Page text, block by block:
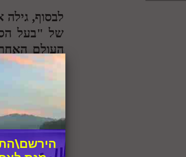
לבסוף,
של "בעל
העולם
הקבלה
לשמע
מקום של